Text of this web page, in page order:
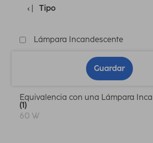
Tipo
Lámpara Incandescente
Guardar
Equivalencia con una Lámpara
(1)
60 W